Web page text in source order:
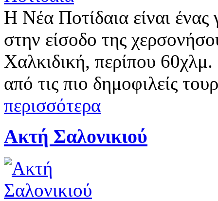
Η Νέα Ποτίδαια είναι ένας
στην είσοδο της
Χαλκιδική, περίπου
από τις πιο δημοφιλείς
περισσότερα
Ακτή Σαλονικιού